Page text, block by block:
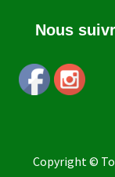
Nous
Copyright ©